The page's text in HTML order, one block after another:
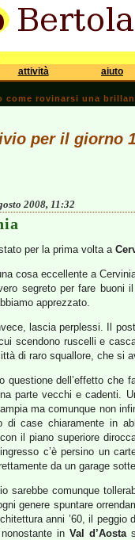
attività aiuto
come rovinarsi una
per il giorno
2008, 11:32
per la prima volta a
cosa eccellente a
segreto per fare buoni
apprezzato.
lascia perplessi. Il
scendono ruscelli e
di raro squallore, che si
questione dell’effetto che
parte vecchi e cadenti.
ma comunque non
di case chiaramente in
il piano superiore
c’è persino un
da un garage
sarebbe comunque
genere spuntare
anni ’60, il
in Val d’Aosta